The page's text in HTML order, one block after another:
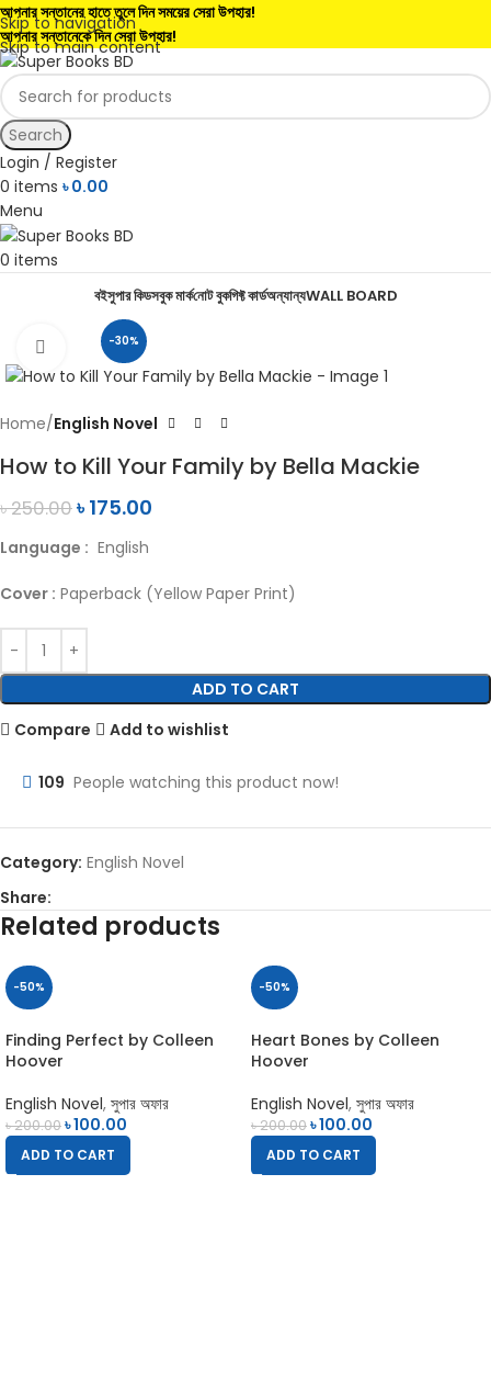
Skip to navigation
Skip to main content
আপনার সন্তানের হাতে তুলে দিন সময়ের সেরা উপহার!
আপনার সন্তানেকে দিন সেরা উপহার!
Search
Login / Register
0 items ৳0.00
Menu
0 items
বইসুপার কিডসবুক মার্কনোট বুকগিফ্ট কার্ডঅন্যান্যWALL BOARD
-30%
Click to enlarge
Home English Novel
How to Kill Your Family by Bella Mackie
৳250.00৳175.00
Language : English
Cover : Paperback (Yellow Paper Print)
ADD TO CART
Compare
Add to wishlist
109 People watching this product now!
Category: English Novel
Share:
Related products
-50%
Finding Perfect by Colleen
Hoover
English Novel, সুপার অফার
৳200.00৳100.00
ADD TO CART
-50%
Heart Bones by Colleen
Hoover
English Novel, সুপার অফার
৳200.00৳100.00
ADD TO CART